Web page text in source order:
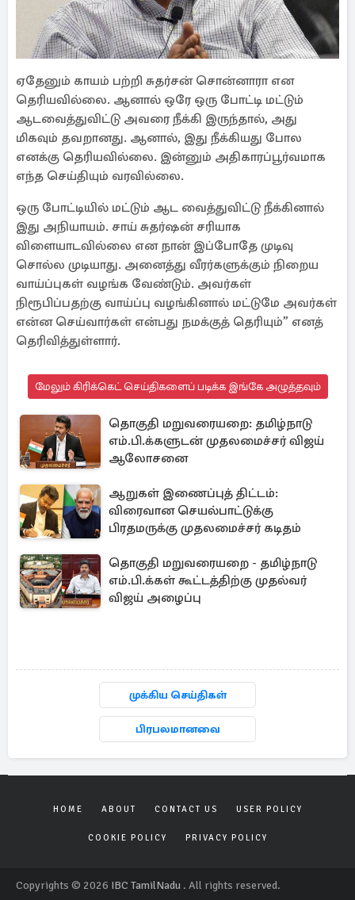
ஏதேனும் காயம் பற்றி சுதர்சன் சொன்னாரா என
தெரியவில்லை. ஆனால் ஒரே ஒரு போட்டி மட்டும்
ஆடவைத்துவிட்டு அவரை நீக்கி இருந்தால், அது
மிகவும் தவறானது. ஆனால், இது நீக்கியது போல
எனக்கு தெரியவில்லை. இன்னும் அதிகாரப்பூர்வமாக
எந்த செய்தியும் வரவில்லை.
ஒரு போட்டியில் மட்டும் ஆட வைத்துவிட்டு நீக்கினால்
இது அநியாயம். சாய் சுதர்ஷன் சரியாக
விளையாடவில்லை என நான் இப்போதே முடிவு
சொல்ல முடியாது. அனைத்து வீரர்களுக்கும் நிறைய
வாய்ப்புகள் வழங்க வேண்டும். அவர்கள்
நிரூபிப்பதற்கு வாய்ப்பு வழங்கினால் மட்டுமே அவர்கள்
என்ன செய்வார்கள் என்பது நமக்குத் தெரியும்” எனத்
தெரிவித்துள்ளார்.
மேலும் கிரிக்கெட் செய்திகளைப் படிக்க இங்கே அழுத்தவும்
தொகுதி மறுவரையறை: தமிழ்நாடு
எம்.பி.க்களுடன் முதலமைச்சர் விஜய்
ஆலோசனை
ஆறுகள் இணைப்புத் திட்டம்:
விரைவான செயல்பாட்டுக்கு
பிரதமருக்கு முதலமைச்சர் கடிதம்
தொகுதி மறுவரையறை - தமிழ்நாடு
எம்.பி.க்கள் கூட்டத்திற்கு முதல்வர்
விஜய் அழைப்பு
முக்கிய செய்திகள்
பிரபலமானவை
HOME ABOUT CONTACT US USER POLICY
COOKIE POLICY PRIVACY POLICY
Copyrights © 2026 IBC TamilNadu . All rights reserved.